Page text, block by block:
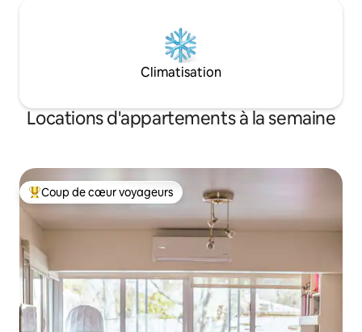
Climatisation
Locations d'appartements à la semaine
Coups de cœur voyageurs les plus appréciés
Coup de cœur voyageurs